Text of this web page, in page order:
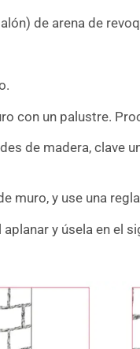
de arena de
con un palustre.
de madera, clave
muro, y use una
y úsela en el